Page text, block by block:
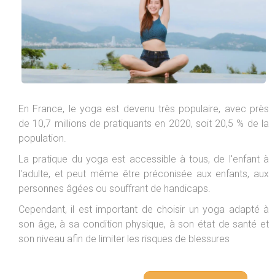
En France, le yoga est devenu très populaire, avec près
de 10,7 millions de pratiquants en 2020, soit 20,5 % de la
population.
La pratique du yoga est accessible à tous, de l'enfant à
l'adulte, et peut même être préconisée aux enfants, aux
personnes âgées ou souffrant de handicaps.
Cependant, il est important de choisir un yoga adapté à
son âge, à sa condition physique, à son état de santé et
son niveau afin de limiter les risques de blessures